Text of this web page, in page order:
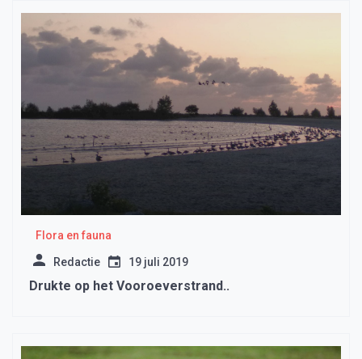
Flora en fauna
Redactie 19 juli 2019
Drukte op het Vooroeverstrand..